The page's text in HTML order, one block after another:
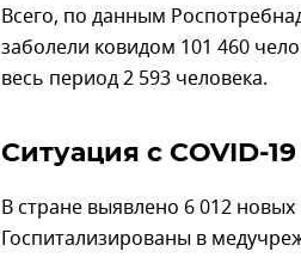
Всего, по данным
заболели ковидом 101 460
весь период 2 593 человека.
Ситуация с COVID-
В стране выявлено 6 012 новых
Госпитализированы в